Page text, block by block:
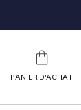
PANIER D'ACHAT